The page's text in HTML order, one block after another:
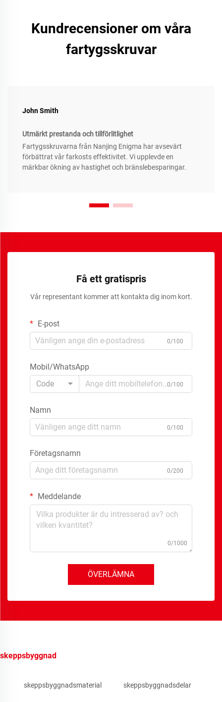
Kundrecensioner om våra
fartygsskruvar
John Smith
Utmärkt prestanda och tillförlitlighet
Fartygsskruvarna från Nanjing Enigma har avsevärt
förbättrat vår farkosts effektivitet. Vi upplevde en
märkbar ökning av hastighet och bränslebesparingar.
Få ett gratispris
Vår representant kommer att kontakta dig inom kort.
E-post
0/100
Mobil/WhatsApp
Code
0/100
Namn
0/100
Företagsnamn
0/200
Meddelande
0/1000
ÖVERLÄMNA
skeppsbyggnad
skeppsbyggnadsmaterial skeppsbyggnadsdelar